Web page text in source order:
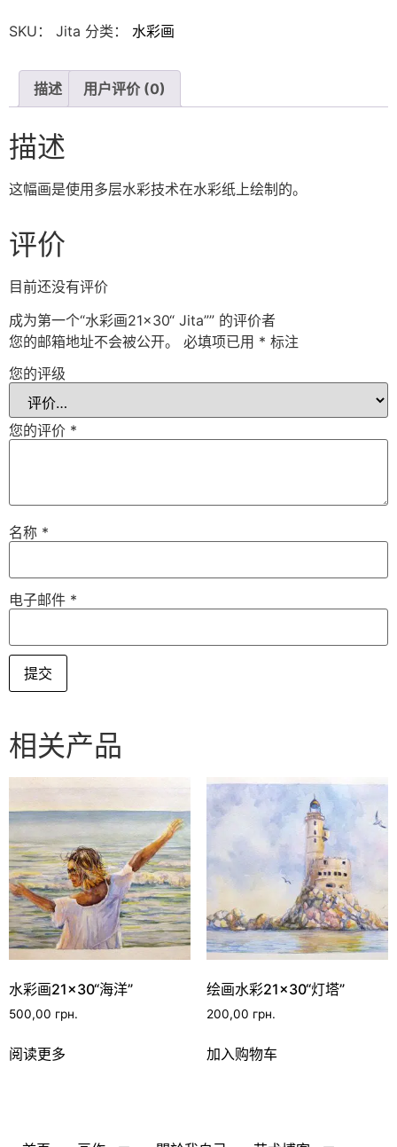
数
SKU： Jita 分类： 水彩画
描述 用户评价 (0)
描述
这幅画是使用多层水彩技术在水彩纸上绘制的。
评价
目前还没有评价
成为第一个“水彩画21×30“ Jita”” 的评价者
您的邮箱地址不会被公开。
必填项已用 * 标注
您的评级
您的评价 *
名称 *
电子邮件 *
相关产品
水彩画21×30“海洋”
500,00 грн.
阅读更多
绘画水彩21×30“灯塔”
200,00 грн.
加入购物车